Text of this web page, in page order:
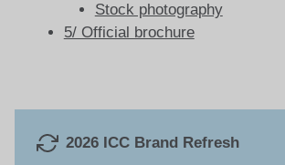
Stock photography
5/ Official brochure
2026 ICC Brand Refresh